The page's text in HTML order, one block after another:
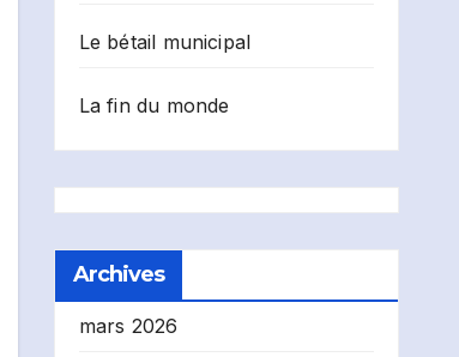
Le bétail municipal
La fin du monde
Archives
mars 2026